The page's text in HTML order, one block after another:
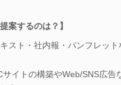
提案するのは？】
スト・社内報・パンフレット
サイトの構築やWeb/SNS広告